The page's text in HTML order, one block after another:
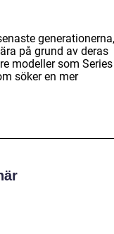
generationerna,
på grund av deras
modeller som
söker en mer